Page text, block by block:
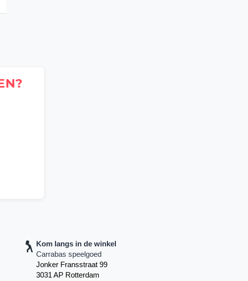
Kom langs in de winkel
Carrabas speelgoed
Jonker Fransstraat 99
3031 AP Rotterdam